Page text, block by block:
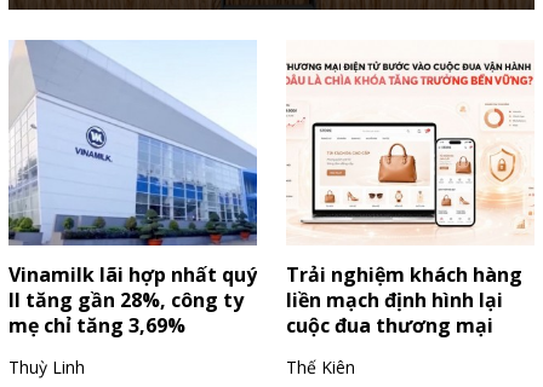
Vinamilk lãi hợp nhất quý
II tăng gần 28%, công ty
mẹ chỉ tăng 3,69%
Thuỳ Linh
Trải nghiệm khách hàng
liền mạch định hình lại
cuộc đua thương mại
Thế Kiên